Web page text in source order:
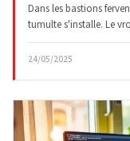
Dans les bastions
tumulte s'installe. Le
24/05/2025